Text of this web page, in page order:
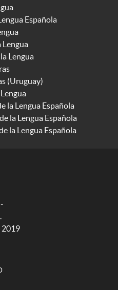
Española
Lengua
Lengua
(Uruguay)
la Lengua Española
la Lengua Española
la Lengua Española
2019